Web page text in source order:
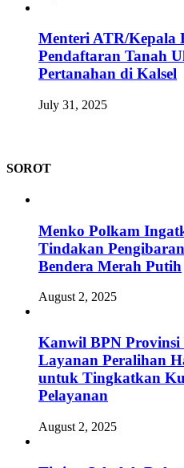
Menteri ATR/Kepala
Pendaftaran Tanah
Pertanahan di Kalsel
July 31, 2025
SOROT
Menko Polkam
Tindakan
Bendera Merah Putih
August 2, 2025
Kanwil BPN
Layanan Peralihan
untuk Tingkatkan
Pelayanan
August 2, 2025